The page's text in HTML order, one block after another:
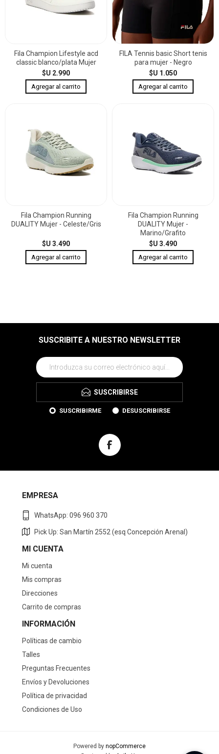
Fila Champion Lifestyle acd
classic blanco/plata Mujer
$U 2.990
FILA Tennis basic Short tenis
para mujer - Negro
$U 1.050
Fila Champion Running
DUALITY Mujer - Celeste/Gris
$U 3.490
Fila Champion Running
DUALITY Mujer -
Marino/Grafito
$U 3.490
SUSCRIBITE A NUESTRO NEWSLETTER
SUSCRIBIRSE
SUSCRIBIRME DESUSCRIBIRSE
EMPRESA
WhatsApp: 096 960 370
Pick Up: San Martín 2552 (esq Concepción Arenal)
MI CUENTA
Mi cuenta
Mis compras
Direcciones
Carrito de compras
INFORMACIÓN
Políticas de cambio
Talles
Preguntas Frecuentes
Envíos y Devoluciones
Política de privacidad
Condiciones de Uso
Powered by nopCommerce